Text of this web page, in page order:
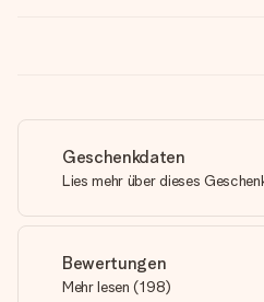
Geschenkdaten
Lies mehr über dieses
Bewertungen
Mehr lesen (198)